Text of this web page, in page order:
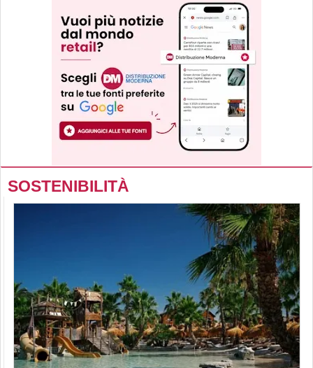
SOSTENIBILITÀ